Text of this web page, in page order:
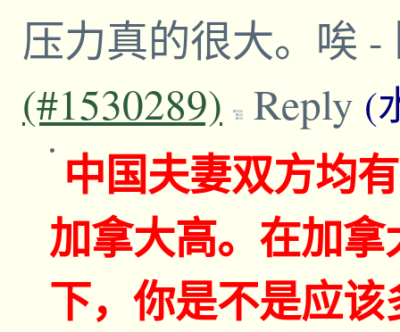
压力真的很大。唉 -
(#1530289) Reply (
中国夫妻双方均
加拿大高。在加
下，你是不是应